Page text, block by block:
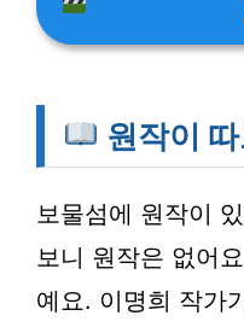
원작이
보물섬에 원작이
보니 원작은 없어요
예요. 이명희 작가